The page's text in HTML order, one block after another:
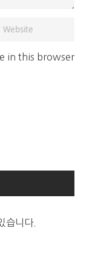
in this browser
습니다.